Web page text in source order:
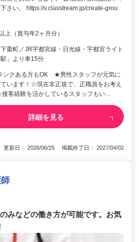
さい。 https://v.classtream.jp/create-grou
上（賞与年2ヶ月分）
栗町／JR宇都宮線・日光線・宇都宮ライト
」より車15分
ンクある方もOK ★男性スタッフが元気に
います！☆現在非正規で、正職員をお考え
客経験を活かしているスタッフもい…
詳細を見る
更新日： 2026/06/25 掲載終了日： 2027/04/02
みなどの働き方が可能です。お気